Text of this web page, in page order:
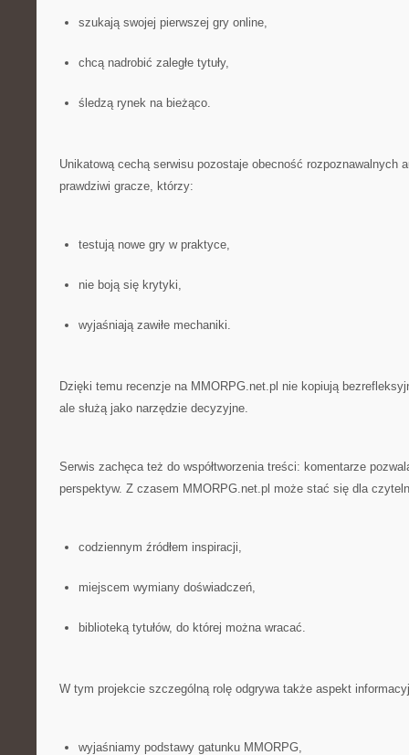
szukają swojej pierwszej gry online,
chcą nadrobić zaległe tytuły,
śledzą rynek na bieżąco.
Unikatową cechą serwisu pozostaje obecność rozpoznawalnych
prawdziwi gracze, którzy:
testują nowe gry w praktyce,
nie boją się krytyki,
wyjaśniają zawiłe mechaniki.
Dzięki temu recenzje na MMORPG.net.pl nie kopiują
ale służą jako narzędzie decyzyjne.
Serwis zachęca też do współtworzenia treści: komentarze
perspektyw. Z czasem MMORPG.net.pl może stać się dla
codziennym źródłem inspiracji,
miejscem wymiany doświadczeń,
biblioteką tytułów, do której można wracać.
W tym projekcie szczególną rolę odgrywa także aspekt
wyjaśniamy podstawy gatunku MMORPG,